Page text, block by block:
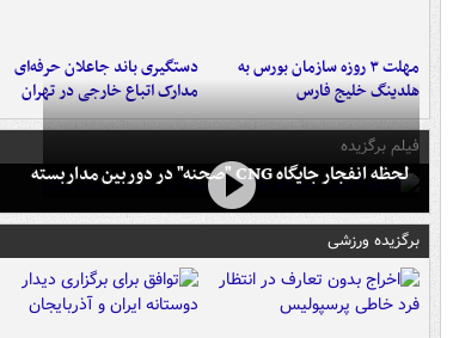
مهلت ۳ روزه سازمان بورس به
هلدینگ خلیج فارس
دستگیری باند جاعلان حرفه‌ای
مدارک اتباع خارجی در تهران
فیلم برگزیده
لحظه انفجار جایگاه CNG "صحنه" در دوربین مداربسته
برگزیده ورزشی